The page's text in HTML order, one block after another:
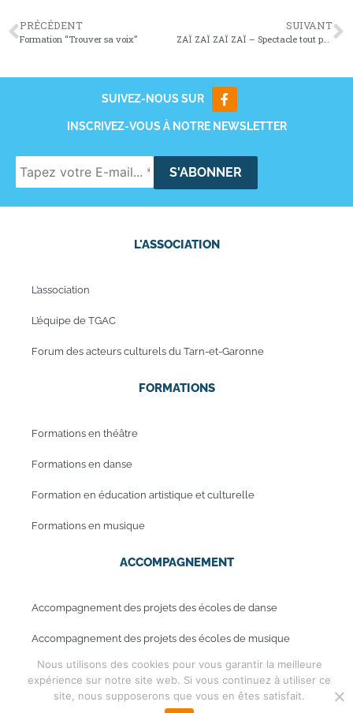
PRÉCÉDENT
Formation “Trouver sa voix”
SUIVANT
ZAÏ ZAÏ ZAÏ ZAÏ – Spectacle tout public
SUIVEZ-NOUS SUR
INSCRIVEZ-VOUS À NOTRE NEWSLETTER
L'ASSOCIATION
L’association
L’équipe de TGAC
Forum des acteurs culturels du Tarn-et-Garonne
FORMATIONS
Formations en théâtre
Formations en danse
Formation en éducation artistique et culturelle
Formations en musique
ACCOMPAGNEMENT
Accompagnement des projets des écoles de danse
Accompagnement des projets des écoles de musique
Mentions légales
Copyright © 2019 - Periwinkle
Nous utilisons des cookies pour vous garantir la meilleure
expérience sur notre site web. Si vous continuez à utiliser ce
site, nous supposerons que vous en êtes satisfait.